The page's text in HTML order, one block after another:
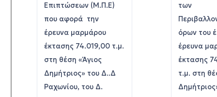
Επιπτώσεων (Μ.Π.Ε)
που αφορά την
έρευνα μαρμάρου
έκτασης 74.019,00 τ.μ.
στη θέση «Άγιος
Δημήτριος» του Δ..Δ
Ραχωνίου, του Δ.
των
όρων του
έρευνα
έκτασης
τ.μ. στη